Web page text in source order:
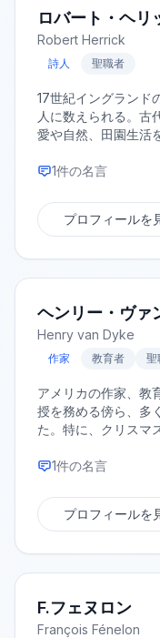
ロバート・ヘリ
Robert Herrick
詩人 聖職者
17世紀イングランド
人に数えられる。古
愛や自然、田園生活
1件の名言
プロフィールを
ヘンリー・ヴァ
Henry van Dyke
作家 教育者 聖
アメリカの作家、教
授を務める傍ら、多
た。特に、クリスマ
1件の名言
プロフィールを
F.フェヌロン
François Fénelon